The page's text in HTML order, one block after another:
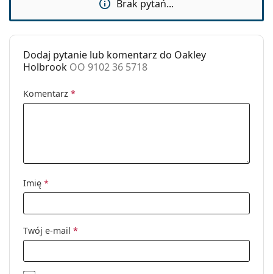
Odpowiednie do
Turystyka
Kod:
OO 9102 36 5718
okularów
Nie
Brak pytań...
Dodaj pytanie lub komentarz do Oakley
Holbrook OO 9102 36 5718
Komentarz *
Imię *
Twój e-mail *